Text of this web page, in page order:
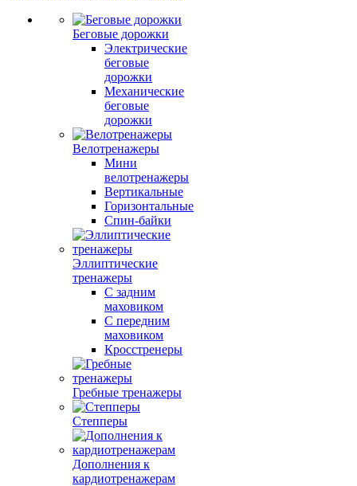
Беговые дорожки
Электрические
беговые
дорожки
Механические
беговые
дорожки
Велотренажеры
Мини
велотренажеры
Вертикальные
Горизонтальные
Спин-байки
Эллиптические
тренажеры
С задним
маховиком
С передним
маховиком
Кросстренеры
Гребные тренажеры
Степперы
Дополнения к
кардиотренажерам